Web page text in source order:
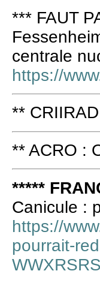
*** FAUT
centrale
https://
**
** ACRO :
*****
Canicule :
https://
pourrait-